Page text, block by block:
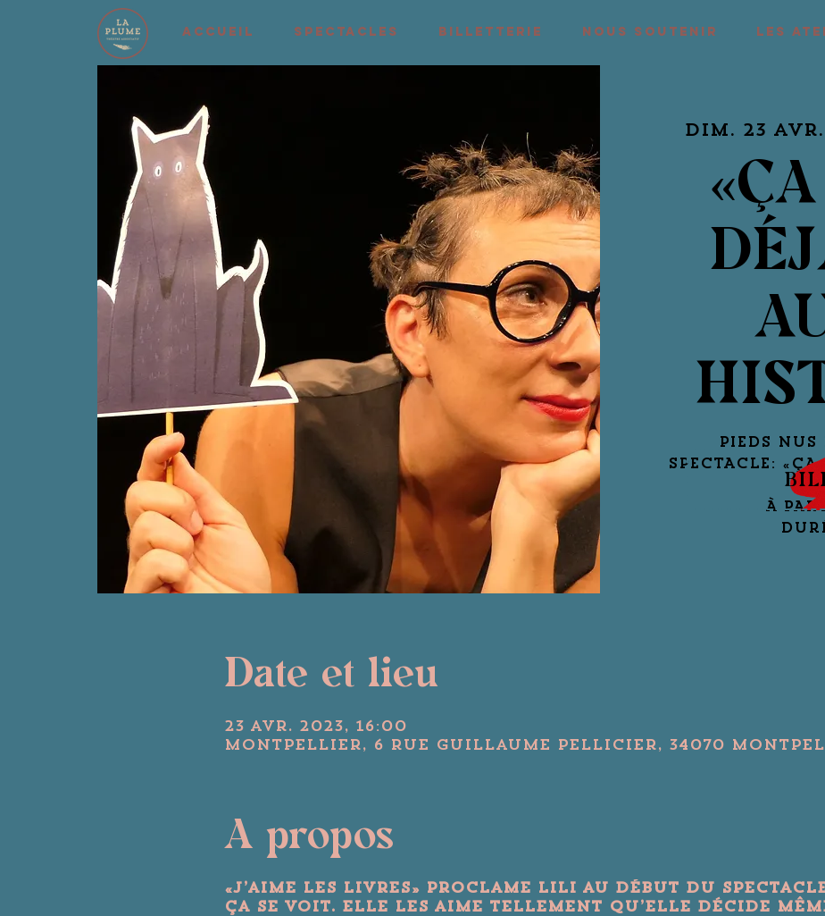
ACCUEIL SPECTACLES BILLETTERIE NOUS SOUTENIR LES
dim. 23 avr.
PIEDS NUS
SPECTACLE: «ÇA
À
Date et lieu
23 avr. 2023, 16:00
Montpellier, 6 Rue Guillaume Pellicier, 34070
A propos
«J’aime les livres» proclame Lili au début du
ça se voit. Elle les aime tellement qu’elle décide